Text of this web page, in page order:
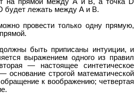
будет лежать между А и В.
провести только одну прямую,
быть приписаны интуиции, и
выражением одного из правил
— настоящее синтетическое
основание строгой математической
к воображению; четвертая